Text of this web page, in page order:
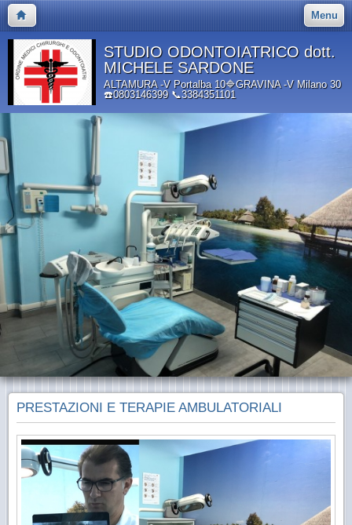
Menu
STUDIO ODONTOIATRICO dott.
MICHELE SARDONE
ALTAMURA -V Portalba 10🔷GRAVINA -V Milano 30
☎️0803146399 📞3384351101
PRESTAZIONI E TERAPIE AMBULATORIALI